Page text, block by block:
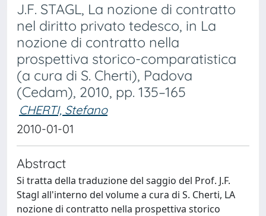
J.F. STAGL, La nozione di contratto
nel diritto privato tedesco, in La
nozione di contratto nella
prospettiva storico-comparatistica
(a cura di S. Cherti), Padova
(Cedam), 2010, pp. 135–165
CHERTI, Stefano
2010-01-01
Abstract
Si tratta della traduzione del saggio del Prof. J.F.
Stagl all'interno del volume a cura di S. Cherti, LA
nozione di contratto nella prospettiva storico